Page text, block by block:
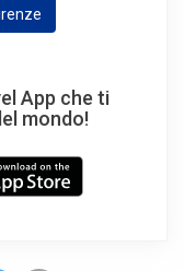
App che ti
mondo!